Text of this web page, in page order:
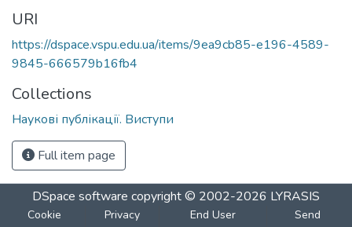
URI
https://dspace.vspu.edu.ua/items/9ea9cb85-e196-4589-
9845-666579b16fb4
Collections
Наукові публікації. Виступи
Full item page
DSpace software copyright © 2002-2026 LYRASIS
Cookie
Privacy
End User
Send